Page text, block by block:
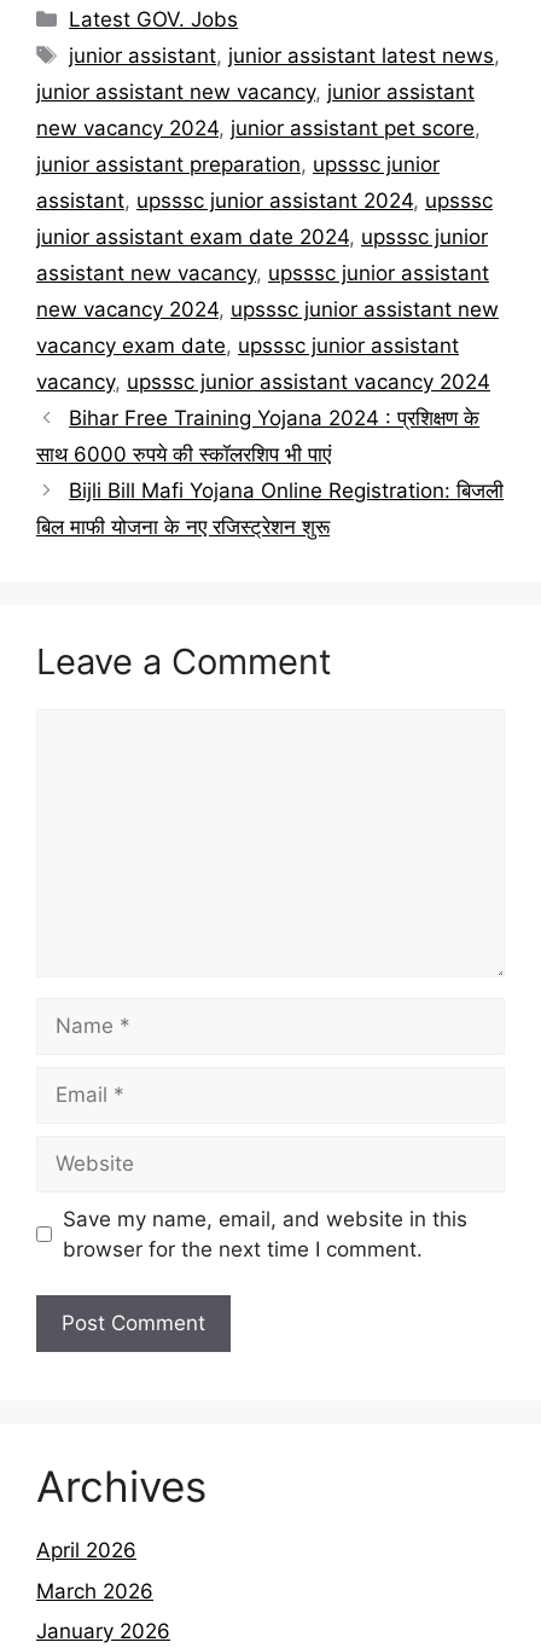
Categories
Latest GOV. Jobs
Tags
junior assistant, junior assistant latest news,
junior assistant new vacancy, junior assistant
new vacancy 2024, junior assistant pet score,
junior assistant preparation, upsssc junior
assistant, upsssc junior assistant 2024, upsssc
junior assistant exam date 2024, upsssc junior
assistant new vacancy, upsssc junior assistant
new vacancy 2024, upsssc junior assistant new
vacancy exam date, upsssc junior assistant
vacancy, upsssc junior assistant vacancy 2024
Bihar Free Training Yojana 2024 : प्रशिक्षण के
साथ 6000 रुपये की स्कॉलरशिप भी पाएं
Bijli Bill Mafi Yojana Online Registration: बिजली
बिल माफी योजना के नए रजिस्ट्रेशन शुरू
Leave a Comment
Save my name, email, and website in this
browser for the next time I comment.
Archives
April 2026
March 2026
January 2026